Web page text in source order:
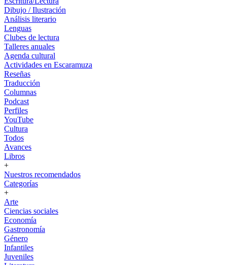
Dibujo / Ilustración
Análisis literario
Lenguas
Clubes de lectura
Talleres anuales
Agenda cultural
Actividades en Escaramuza
Reseñas
Traducción
Columnas
Podcast
Perfiles
YouTube
Cultura
Todos
Avances
Libros
+
Nuestros recomendados
Categorías
+
Arte
Ciencias sociales
Economía
Gastronomía
Género
Infantiles
Juveniles